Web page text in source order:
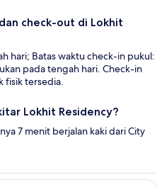
check-out di Lokhit
hari; Batas waktu check-in pukul:
pada tengah hari. Check-in
fisik tersedia.
Lokhit Residency?
7 menit berjalan kaki dari City